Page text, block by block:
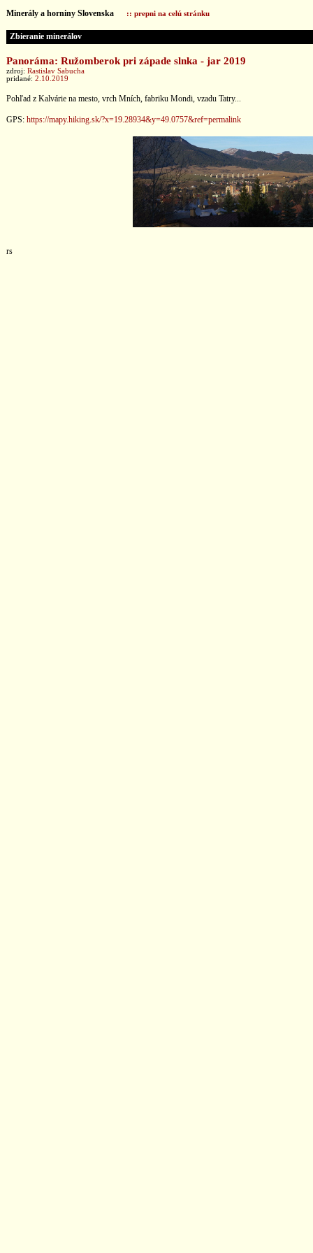
Minerály a horniny Slovenska :: prepni na celú stránku
Zbieranie minerálov
Panoráma: Ružomberok pri západe slnka - jar 2019
zdroj: Rastislav Sabucha
pridané: 2.10.2019
Pohľad z Kalvárie na mesto, vrch Mních, fabriku Mondi, vzadu Tatry...
GPS: https://mapy.hiking.sk/?x=19.28934&y=49.0757&ref=permalink
rs